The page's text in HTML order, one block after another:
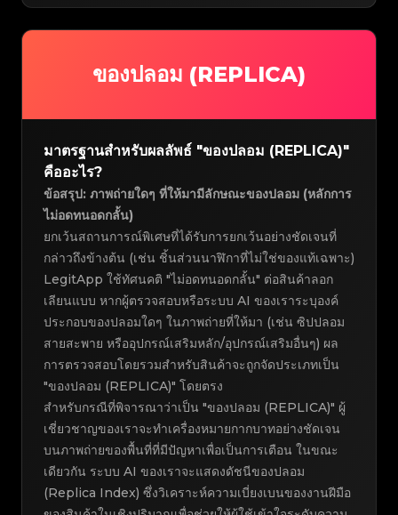
ของปลอม (REPLICA)
มาตรฐานสำหรับผลลัพธ์ "ของปลอม (REPLICA)"
คืออะไร?
ข้อสรุป: ภาพถ่ายใดๆ ที่ให้มามีลักษณะของปลอม (หลักการ
ไม่อดทนอดกลั้น)
ยกเว้นสถานการณ์พิเศษที่ได้รับการยกเว้นอย่างชัดเจนที่
กล่าวถึงข้างต้น (เช่น ชิ้นส่วนนาฬิกาที่ไม่ใช่ของแท้เฉพาะ)
LegitApp ใช้ทัศนคติ "ไม่อดทนอดกลั้น" ต่อสินค้าลอก
เลียนแบบ หากผู้ตรวจสอบหรือระบบ AI ของเราระบุองค์
ประกอบของปลอมใดๆ ในภาพถ่ายที่ให้มา (เช่น ซิปปลอม
สายสะพาย หรืออุปกรณ์เสริมหลัก/อุปกรณ์เสริมอื่นๆ) ผล
การตรวจสอบโดยรวมสำหรับสินค้าจะถูกจัดประเภทเป็น
"ของปลอม (REPLICA)" โดยตรง
สำหรับกรณีที่พิจารณาว่าเป็น "ของปลอม (REPLICA)" ผู้
เชี่ยวชาญของเราจะทำเครื่องหมายกากบาทอย่างชัดเจน
บนภาพถ่ายของพื้นที่ที่มีปัญหาเพื่อเป็นการเตือน ในขณะ
เดียวกัน ระบบ AI ของเราจะแสดงดัชนีของปลอม
(Replica Index) ซึ่งวิเคราะห์ความเบี่ยงเบนของงานฝีมือ